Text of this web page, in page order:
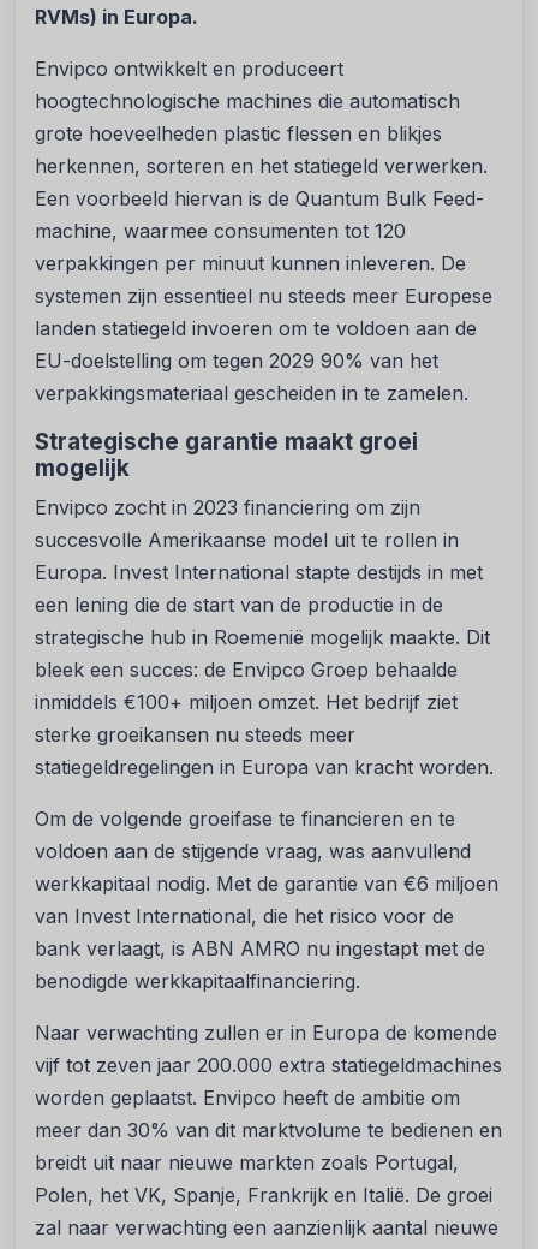
RVMs) in Europa.
Envipco ontwikkelt en produceert
hoogtechnologische machines die automatisch
grote hoeveelheden plastic flessen en blikjes
herkennen, sorteren en het statiegeld verwerken.
Een voorbeeld hiervan is de Quantum Bulk Feed-
machine, waarmee consumenten tot 120
verpakkingen per minuut kunnen inleveren. De
systemen zijn essentieel nu steeds meer Europese
landen statiegeld invoeren om te voldoen aan de
EU-doelstelling om tegen 2029 90% van het
verpakkingsmateriaal gescheiden in te zamelen.
Strategische garantie maakt groei
mogelijk
Envipco zocht in 2023 financiering om zijn
succesvolle Amerikaanse model uit te rollen in
Europa. Invest International stapte destijds in met
een lening die de start van de productie in de
strategische hub in Roemenië mogelijk maakte. Dit
bleek een succes: de Envipco Groep behaalde
inmiddels €100+ miljoen omzet. Het bedrijf ziet
sterke groeikansen nu steeds meer
statiegeldregelingen in Europa van kracht worden.
Om de volgende groeifase te financieren en te
voldoen aan de stijgende vraag, was aanvullend
werkkapitaal nodig. Met de garantie van €6 miljoen
van Invest International, die het risico voor de
bank verlaagt, is ABN AMRO nu ingestapt met de
benodigde werkkapitaalfinanciering.
Naar verwachting zullen er in Europa de komende
vijf tot zeven jaar 200.000 extra statiegeldmachines
worden geplaatst. Envipco heeft de ambitie om
meer dan 30% van dit marktvolume te bedienen en
breidt uit naar nieuwe markten zoals Portugal,
Polen, het VK, Spanje, Frankrijk en Italië. De groei
zal naar verwachting een aanzienlijk aantal nieuwe